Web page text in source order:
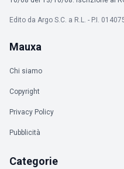
Edito da Argo S.C. a R.L. - P.I.
Mauxa
Chi siamo
Copyright
Privacy Policy
Pubblicità
Categorie